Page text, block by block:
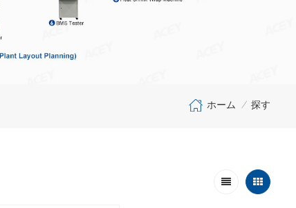
ホーム / 探す